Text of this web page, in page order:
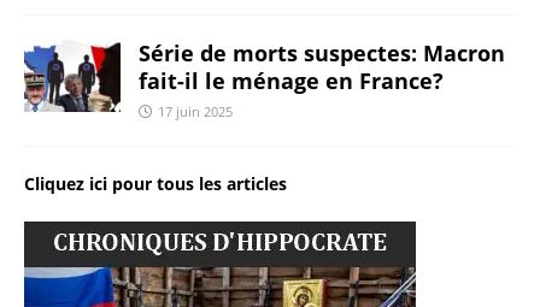
Série de morts suspectes: Macron
fait-il le ménage en France?
17 juin 2025
Cliquez ici pour tous les articles